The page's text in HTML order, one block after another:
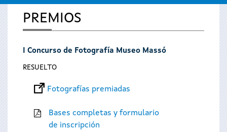
Se
encuentra
usted
PREMIOS
I Concurso de Fotografía Museo Massó
RESUELTO
Fotografías premiadas
Bases completas y formulario
de inscripción